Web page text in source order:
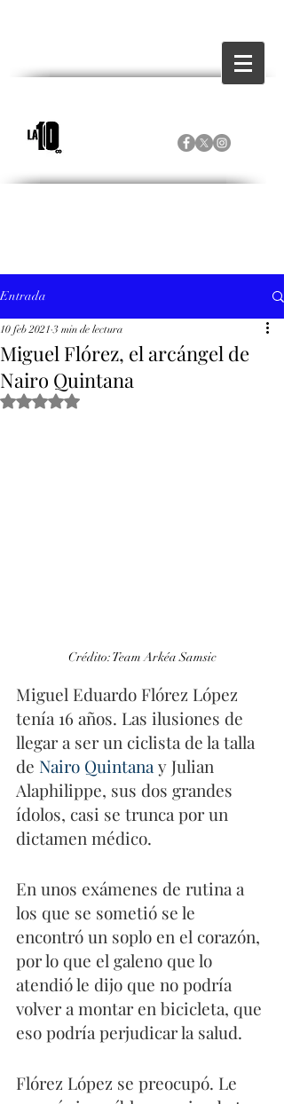
Entrada
Miguel Flórez, el arcángel de
Nairo Quintana
10 feb 2021 3 min de lectura
Obtuvo NaN de 5 estrellas.
Crédito: Team Arkéa Samsic
Miguel Eduardo Flórez López
tenía 16 años. Las ilusiones de
llegar a ser un ciclista de la talla
de Nairo Quintana y Julian
Alaphilippe, sus dos grandes
ídolos, casi se trunca por un
dictamen médico.
En unos exámenes de rutina a
los que se sometió se le
encontró un soplo en el corazón,
por lo que el galeno que lo
atendió le dijo que no podría
volver a montar en bicicleta, que
eso podría perjudicar la salud.
Flórez López se preocupó. Le